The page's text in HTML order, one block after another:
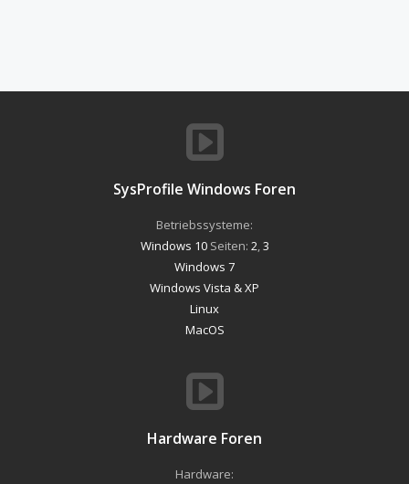
SysProfile Windows Foren
Betriebssysteme:
Windows 10Seiten: 2,3
Windows 7
Windows Vista & XP
Linux
MacOS
Hardware Foren
Hardware: